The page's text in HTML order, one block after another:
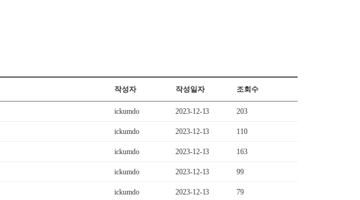
작성자 작성일자 조회수
ickumdo 2023-12-13 203
ickumdo 2023-12-13 110
ickumdo 2023-12-13 163
ickumdo 2023-12-13 99
ickumdo 2023-12-13 79